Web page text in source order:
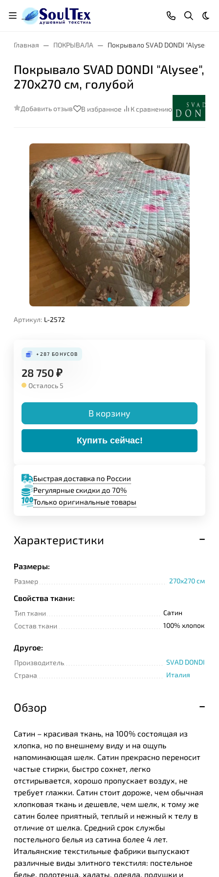
Главная ПОКРЫВАЛА Покрывало SVAD DONDI "Alysee",
Покрывало SVAD DONDI "Alysee",
270x270 см, голубой
Добавить отзыв В избранное К сравнению
Артикул: L-2572
+287 БОНУСОВ
28 750₽
Осталось 5
В корзину
Купить сейчас!
Быстрая доставка по России
Регулярные скидки до 70%
Только оригинальные товары
Характеристики
Размеры:
Размер 270x270 см
Свойства ткани:
Тип ткани
Сатин
Состав ткани
100% хлопок
Другое:
Производитель
SVAD DONDI
Страна
Италия
Обзор
Сатин – красивая ткань, на 100% состоящая из
хлопка, но по внешнему виду и на ощупь
напоминающая шелк. Сатин прекрасно переносит
частые стирки, быстро сохнет, легко
отстирывается, хорошо пропускает воздух, не
требует глажки. Сатин стоит дороже, чем обычная
хлопковая ткань и дешевле, чем шелк, к тому же
сатин более приятный, теплый и нежный к телу в
отличие от шелка. Средний срок службы
постельного белья из сатина более 4 лет.
Итальянские текстильные фабрики выпускают
различные виды элитного текстиля: постельное
белье, полотенца, халаты, одеяла, подушки и